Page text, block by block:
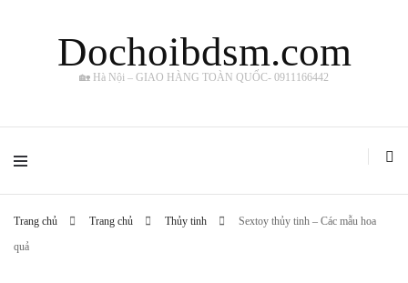
Dochoibdsm.com
🏡 Hà Nội – GIAO HÀNG TOÀN QUỐC- 0911166442
Trang chủ Trang chủ Thủy tinh
Sextoy thủy tinh – Các mẫu hoa
quả